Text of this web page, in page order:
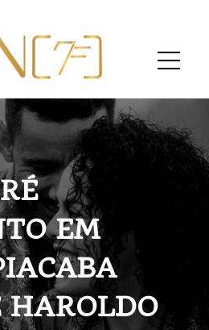
EM
HAROLDO